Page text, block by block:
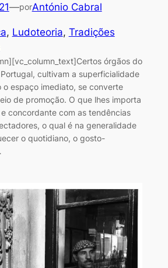
—porAntónio Cabral
, Ludoteoria, Tradições
órgãos do
cultivam a superficialidade
o espaço imediato, se converte
de promoção. O que lhes importa
concordante com as tendências
o qual é na generalidade
o quotidiano, o gosto-